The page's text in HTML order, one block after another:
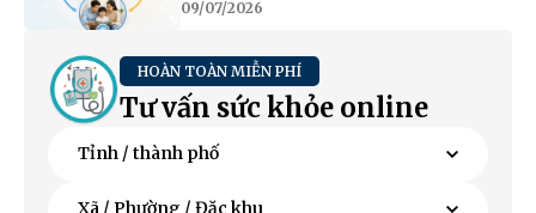
09/07/2026
HOÀN TOÀN MIỄN PHÍ
Tư vấn sức khỏe online